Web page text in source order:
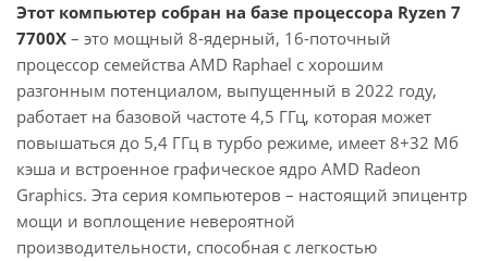
Этот компьютер собран на базе процессора Ryzen 7
7700X – это мощный 8-ядерный, 16-поточный
процессор семейства AMD Raphael с хорошим
разгонным потенциалом, выпущенный в 2022 году,
работает на базовой частоте 4,5 ГГц, которая может
повышаться до 5,4 ГГц в турбо режиме, имеет 8+32 Мб
кэша и встроенное графическое ядро AMD Radeon
Graphics. Эта серия компьютеров – настоящий эпицентр
мощи и воплощение невероятной
производительности, способная с легкостью